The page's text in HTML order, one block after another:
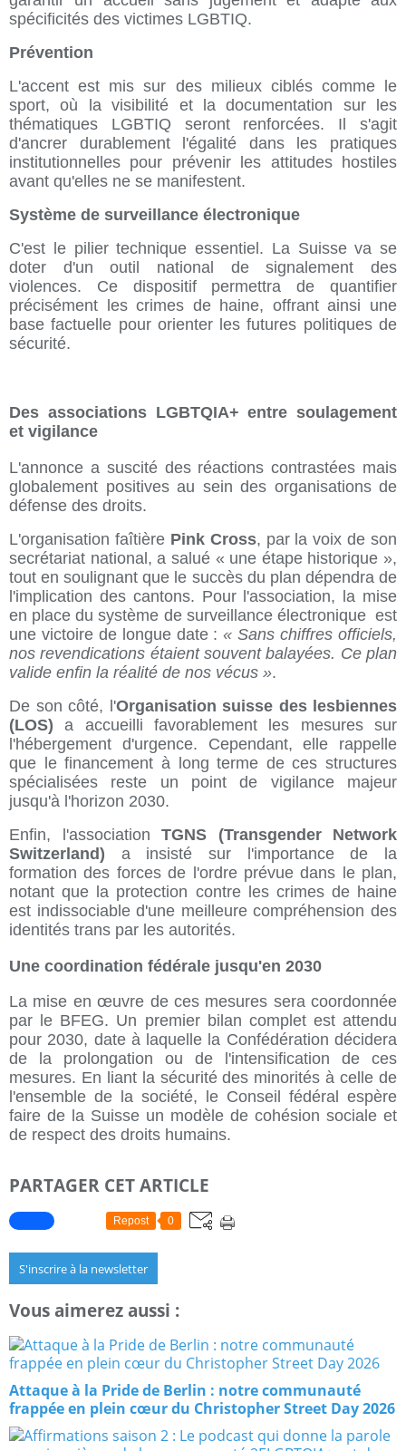
spécificités des victimes LGBTIQ.
Prévention
L'accent est mis sur des milieux ciblés comme le
sport, où la visibilité et la documentation sur les
thématiques LGBTIQ seront renforcées. Il s'agit
d'ancrer durablement l'égalité dans les pratiques
institutionnelles pour prévenir les attitudes hostiles
avant qu'elles ne se manifestent.
Système de surveillance électronique
C'est le pilier technique essentiel. La Suisse va se
doter d'un outil national de signalement des
violences. Ce dispositif permettra de quantifier
précisément les crimes de haine, offrant ainsi une
base factuelle pour orienter les futures politiques de
sécurité.
Des associations LGBTQIA+ entre soulagement
et vigilance
L'annonce a suscité des réactions contrastées mais
globalement positives au sein des organisations de
défense des droits.
L'organisation faîtière Pink Cross, par la voix de son
secrétariat national, a salué « une étape historique »,
tout en soulignant que le succès du plan dépendra de
l'implication des cantons. Pour l'association, la mise
en place du système de surveillance électronique est
une victoire de longue date :« Sans chiffres officiels,
nos revendications étaient souvent balayées. Ce plan
valide enfin la réalité de nos vécus ».
De son côté, l'Organisation suisse des lesbiennes
(LOS) a accueilli favorablement les mesures sur
l'hébergement d'urgence. Cependant, elle rappelle
que le financement à long terme de ces structures
spécialisées reste un point de vigilance majeur
jusqu'à l'horizon 2030.
Enfin, l'association TGNS (Transgender Network
Switzerland) a insisté sur l'importance de la
formation des forces de l'ordre prévue dans le plan,
notant que la protection contre les crimes de haine
est indissociable d'une meilleure compréhension des
identités trans par les autorités.
Une coordination fédérale jusqu'en 2030
La mise en œuvre de ces mesures sera coordonnée
par le BFEG. Un premier bilan complet est attendu
pour 2030, date à laquelle la Confédération décidera
de la prolongation ou de l'intensification de ces
mesures. En liant la sécurité des minorités à celle de
l'ensemble de la société, le Conseil fédéral espère
faire de la Suisse un modèle de cohésion sociale et
de respect des droits humains.
PARTAGER CET ARTICLE
Repost 0
S'inscrire à la newsletter
Vous aimerez aussi :
Attaque à la Pride de Berlin : notre communauté
frappée en plein cœur du Christopher Street Day 2026